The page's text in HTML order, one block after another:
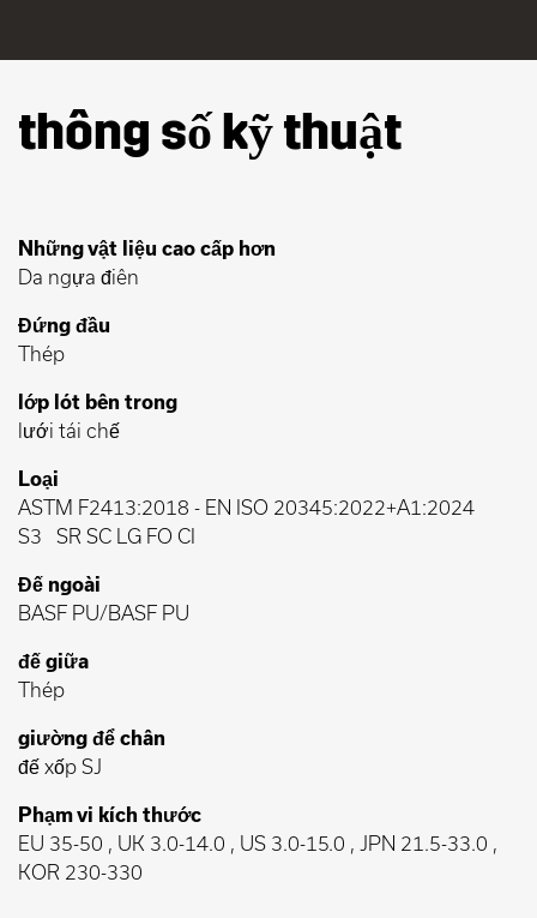
thông số kỹ thuật
Những vật liệu cao cấp hơn
Da ngựa điên
Đứng đầu
Thép
lớp lót bên trong
lưới tái chế
Loại
ASTM F2413:2018 - EN ISO 20345:2022+A1:2024
S3
SR SC LG FO CI
Đế ngoài
BASF PU/BASF PU
đế giữa
Thép
giường để chân
đế xốp SJ
Phạm vi kích thước
EU 35-50 , UK 3.0-14.0 , US 3.0-15.0 , JPN 21.5-33.0 ,
KOR 230-330